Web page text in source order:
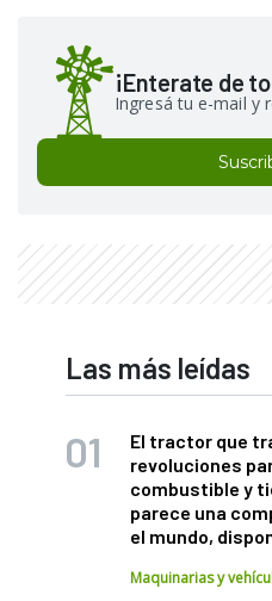
¡Enterate de
Ingresá tu e-mail y
Las más leídas
El tractor que
revoluciones
combustible y
parece una
el mundo,
Maquinarias y